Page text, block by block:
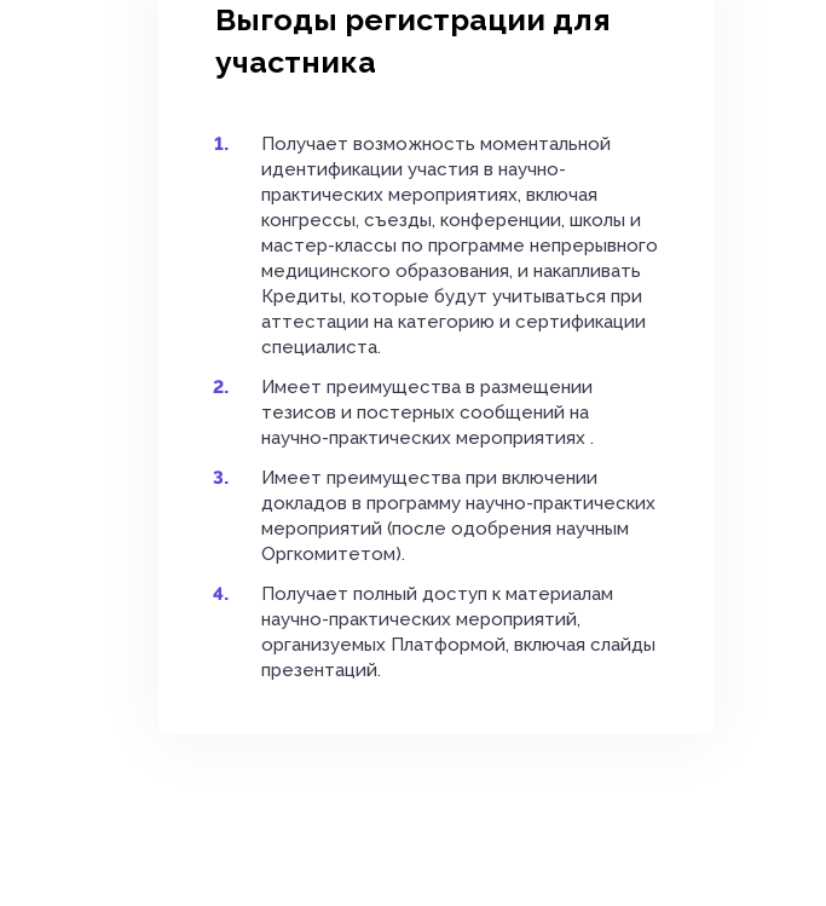
Выгоды регистрации для
участника
Получает возможность моментальной
идентификации участия в научно-
практических мероприятиях, включая
конгрессы, съезды, конференции, школы и
мастер-классы по программе непрерывного
медицинского образования, и накапливать
Кредиты, которые будут учитываться при
аттестации на категорию и сертификации
специалиста.
Имеет преимущества в размещении
тезисов и постерных сообщений на
научно-практических мероприятиях .
Имеет преимущества при включении
докладов в программу научно-практических
мероприятий (после одобрения научным
Оргкомитетом).
Получает полный доступ к материалам
научно-практических мероприятий,
организуемых Платформой, включая слайды
презентаций.